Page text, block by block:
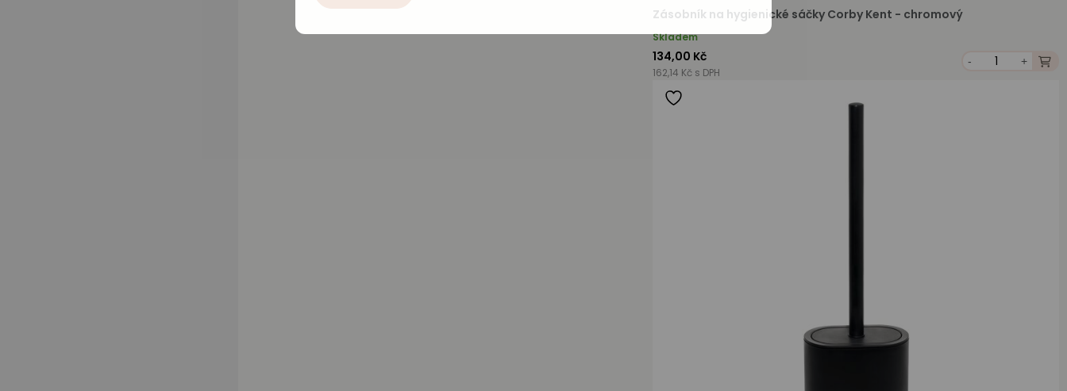
Zásobník na hygienické sáčky Corby Kent - chromový
Skladem
134,00 Kč
162,14 Kč s DPH
- +